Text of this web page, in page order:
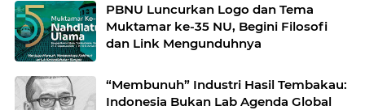
PBNU Luncurkan Logo dan Tema
Muktamar ke-35 NU, Begini Filosofi
dan Link Mengunduhnya
“Membunuh” Industri Hasil Tembakau:
Indonesia Bukan Lab Agenda Global